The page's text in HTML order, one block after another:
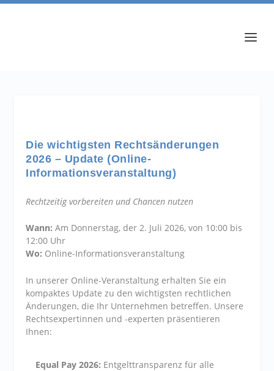
Die wichtigsten Rechtsänderungen
2026 – Update (Online-
Informationsveranstaltung)
Rechtzeitig vorbereiten und Chancen nutzen
Wann:Am Donnerstag, der 2. Juli 2026, von 10:00 bis
12:00 Uhr
Wo: Online-Informationsveranstaltung
In unserer Online-Veranstaltung erhalten Sie ein
kompaktes Update zu den wichtigsten rechtlichen
Änderungen, die Ihr Unternehmen betreffen. Unsere
Rechtsexpertinnen und -experten präsentieren
Ihnen:
Equal Pay 2026: Entgelttransparenz für alle